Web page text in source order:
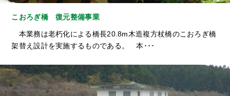
こおろぎ橋 復元整備事業
本業務は老朽化による橋長20.8m木造複方杖橋のこおろぎ橋
架替え設計を実施するものである。 本･･･